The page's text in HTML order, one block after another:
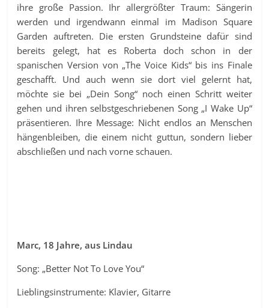
ihre große Passion. Ihr allergrößter Traum: Sängerin
werden und irgendwann einmal im Madison Square
Garden auftreten. Die ersten Grundsteine dafür sind
bereits gelegt, hat es Roberta doch schon in der
spanischen Version von „The Voice Kids“ bis ins Finale
geschafft. Und auch wenn sie dort viel gelernt hat,
möchte sie bei „Dein Song“ noch einen Schritt weiter
gehen und ihren selbstgeschriebenen Song „I Wake Up“
präsentieren. Ihre Message: Nicht endlos an Menschen
hängenbleiben, die einem nicht guttun, sondern lieber
abschließen und nach vorne schauen.
Marc, 18 Jahre, aus Lindau
Song: „Better Not To Love You“
Lieblingsinstrumente: Klavier, Gitarre